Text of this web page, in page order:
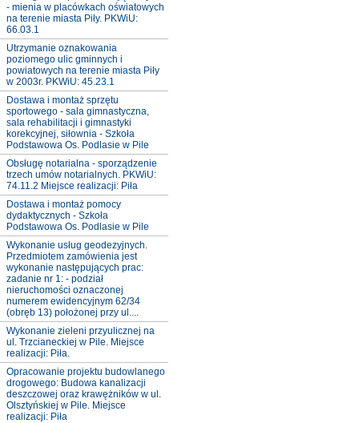
- mienia w placówkach oświatowych
na terenie miasta Piły. PKWiU:
66.03.1
Utrzymanie oznakowania
poziomego ulic gminnych i
powiatowych na terenie miasta Piły
w 2003r. PKWiU: 45.23.1
Dostawa i montaż sprzętu
sportowego - sala gimnastyczna,
sala rehabilitacji i gimnastyki
korekcyjnej, siłownia - Szkoła
Podstawowa Os. Podlasie w Pile
Obsługę notarialna - sporządzenie
trzech umów notarialnych. PKWiU:
74.11.2 Miejsce realizacji: Piła
Dostawa i montaż pomocy
dydaktycznych - Szkoła
Podstawowa Os. Podlasie w Pile
Wykonanie usług geodezyjnych.
Przedmiotem zamówienia jest
wykonanie następujących prac:
zadanie nr 1: - podział
nieruchomości oznaczonej
numerem ewidencyjnym 62/34
(obręb 13) położonej przy ul....
Wykonanie zieleni przyulicznej na
ul. Trzcianeckiej w Pile. Miejsce
realizacji: Piła.
Opracowanie projektu budowlanego
drogowego: Budowa kanalizacji
deszczowej oraz krawężników w ul.
Olsztyńskiej w Pile. Miejsce
realizacji: Piła